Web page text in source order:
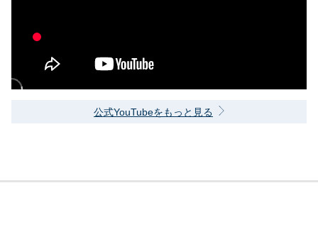
公式YouTubeをもっと見る